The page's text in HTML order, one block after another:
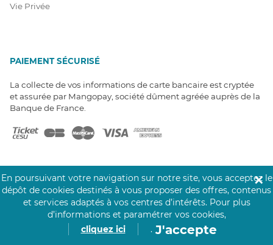
Vie Privée
PAIEMENT SÉCURISÉ
La collecte de vos informations de carte bancaire est cryptée
et assurée par Mangopay, société dûment agréée auprès de la
Banque de France.
NOS PARTENAIRES
Click&Care est soutenu par les Groupes
Caisse des Dépôts et MAIF.
En poursuivant votre navigation sur notre site, vous acceptez le
dépôt de cookies destinés à vous proposer des offres, contenus
et services adaptés à vos centres d’intérêts. Pour plus
d’informations et paramétrer vos cookies,
cliquez ici
. J'accepte
✕